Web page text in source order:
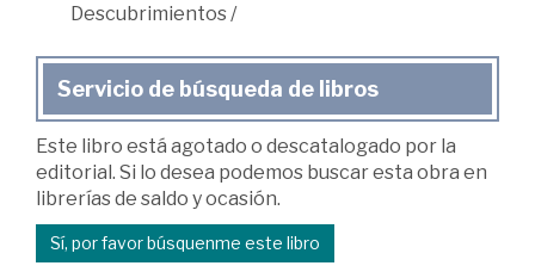
Descubrimientos/
Servicio de búsqueda de libros
Este libro está agotado o descatalogado por la
editorial. Si lo desea podemos buscar esta obra en
librerías de saldo y ocasión.
Sí, por favor búsquenme este libro